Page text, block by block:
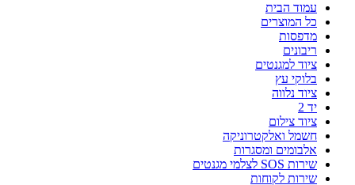
עמוד הבית
כל המוצרים
מדפסות
ריבונים
ציוד למגנטים
בלוקי עץ
ציוד נלווה
יד 2
ציוד צילום
חשמל ואלקטרוניקה
אלבומים ומסגרות
שירות SOS לצלמי מגנטים
שירות לקוחות